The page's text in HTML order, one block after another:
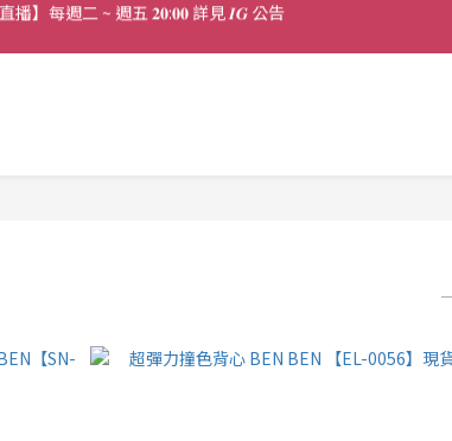
直播】每週二 ~ 週五 𝟐𝟎:𝟎𝟎 詳見 𝑰𝑮 公告